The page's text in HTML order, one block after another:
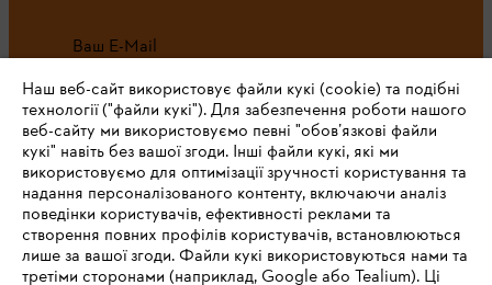
Ваш E-Mail
Зареєструватись зараз
#STIHL
Наш веб-сайт використовує файли кукі (cookie) та подібні
технології ("файли кукі"). Для забезпечення роботи нашого
веб-сайту ми використовуємо певні "обов’язкові файли
кукі" навіть без вашої згоди. Інші файли кукі, які ми
використовуємо для оптимізації зручності користування та
надання персоналізованого контенту, включаючи аналіз
поведінки користувачів, ефективності реклами та
створення повних профілів користувачів, встановлюються
лише за вашої згоди. Файли кукі використовуються нами та
третіми сторонами (наприклад, Google або Tealium). Ці